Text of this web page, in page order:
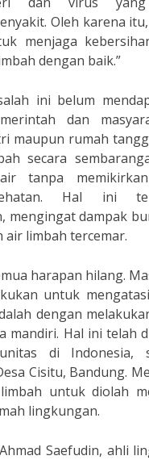
Oleh karena
menjaga
dengan baik.”
ini belum
dan
maupun rumah
secara
tanpa memikirkan
Hal ini
mengingat dampak
limbah tercemar.
harapan hilang.
untuk
dengan
mandiri. Hal ini telah
di Indonesia,
Cisitu, Bandung.
untuk diolah
lingkungan.
Saefudin, ahli